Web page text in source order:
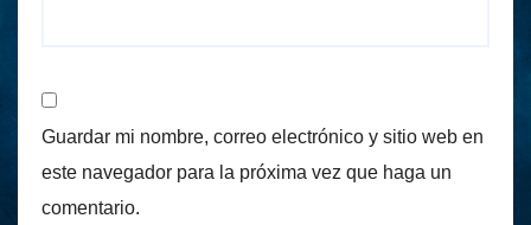
Guardar mi nombre, correo electrónico y sitio web en
este navegador para la próxima vez que haga un
comentario.